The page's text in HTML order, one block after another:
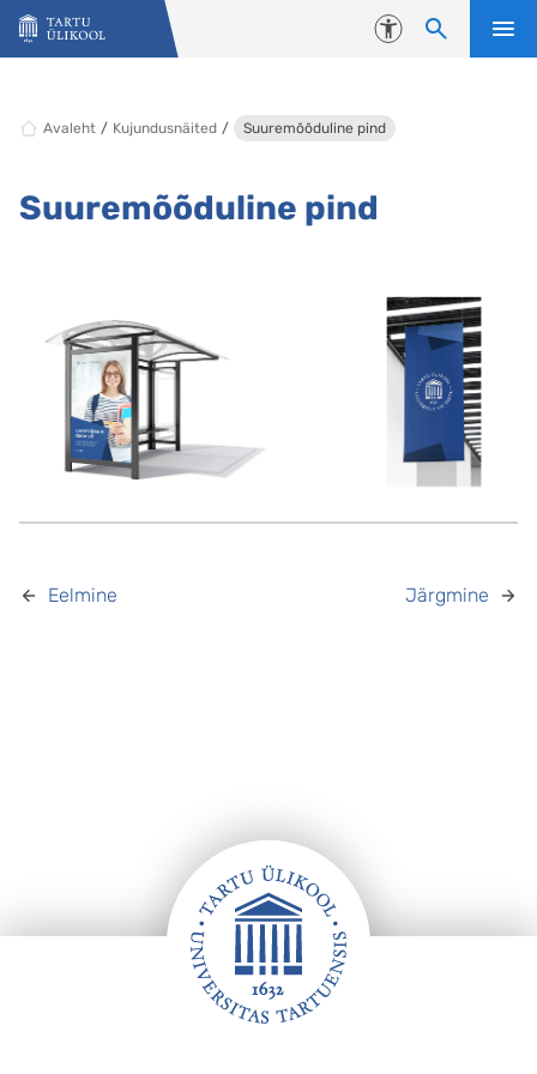
Liigu edasi põhisisu juurde
Juurdepääsetavus
Avaleht Kujundusnäited Suuremõõduline pind
Suuremõõduline pind
Eelmine Järgmine